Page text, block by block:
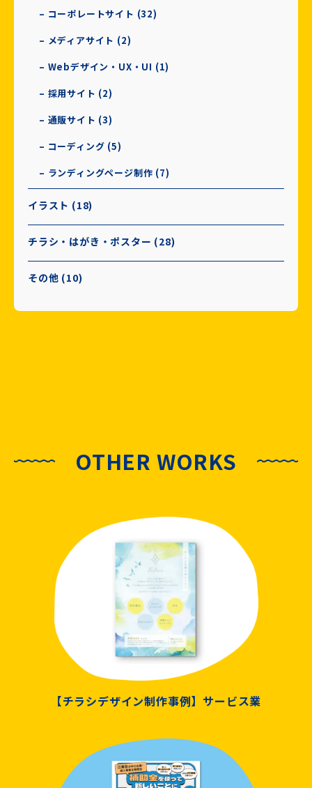
– コーポレートサイト (32)
– メディアサイト (2)
– Webデザイン・UX・UI (1)
– 採用サイト (2)
– 通販サイト (3)
– コーディング (5)
– ランディングページ制作 (7)
イラスト (18)
チラシ・はがき・ポスター (28)
その他 (10)
OTHER WORKS
【チラシデザイン制作事例】サービス業